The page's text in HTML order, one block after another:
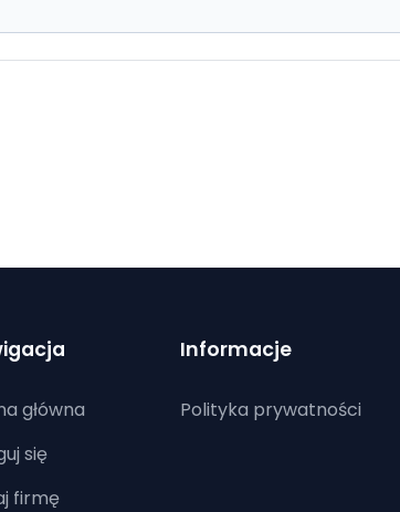
główna
się
firmę
Informacje
Polityka prywatności